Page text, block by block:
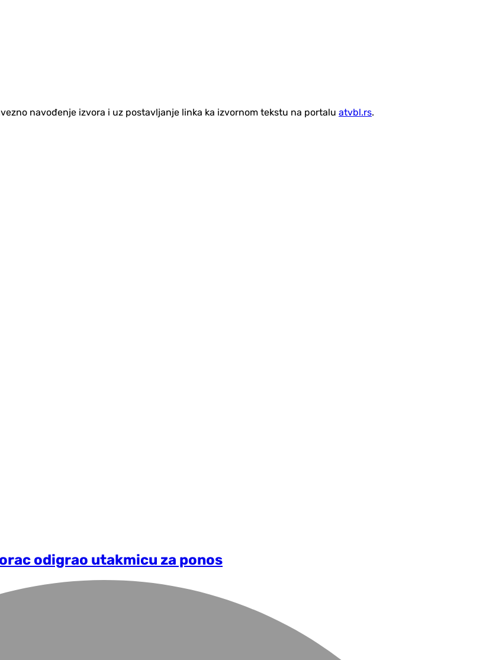
navođenje izvora i uz postavljanje linka ka izvornom tekstu na portalu atvbl.rs.
odigrao utakmicu za ponos